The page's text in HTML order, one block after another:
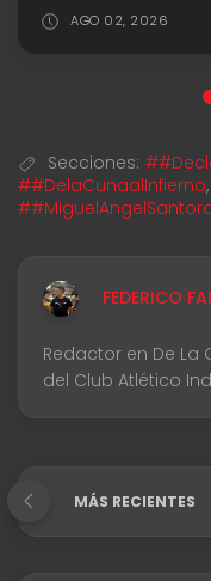
JUL 23, 2026
Secciones:
##DelaCunaalInfierno,
FEDERICO
Redactor en De La
del Club Atlético
MÁS RECIENTES